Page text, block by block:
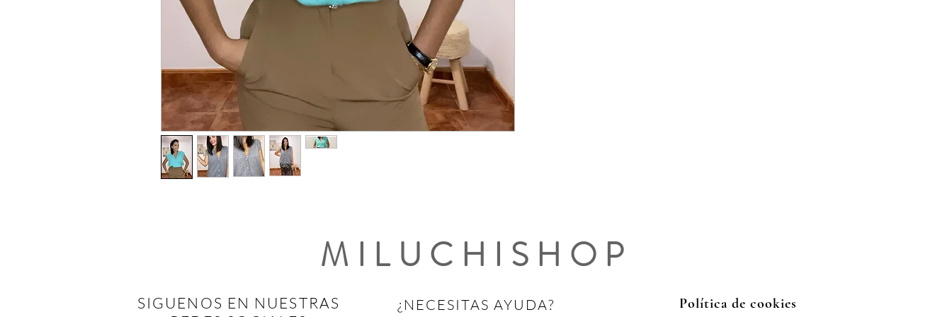
MILUCHISHOP
SIGUENOS EN NUESTRAS
¿NECESITAS AYUDA? Política de cookies